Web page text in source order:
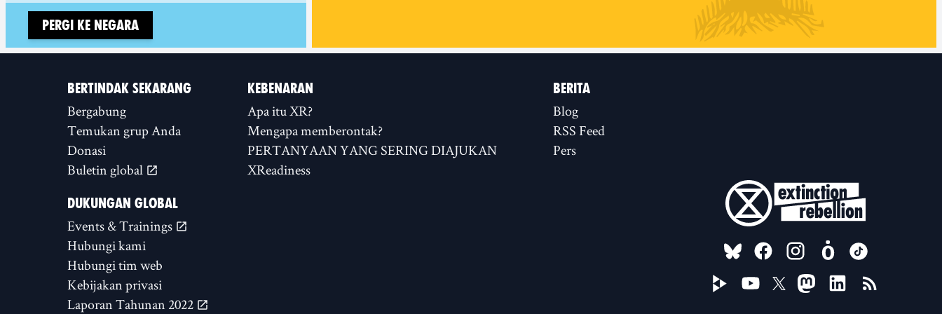
Pergi ke negara
BERTINDAK SEKARANG
Bergabung
Temukan grup Anda
Donasi
Buletin global
KEBENARAN
Apa itu XR?
Mengapa memberontak?
PERTANYAAN YANG SERING DIAJUKAN
XReadiness
BERITA
Blog
RSS Feed
Pers
DUKUNGAN GLOBAL
Events & Trainings
Hubungi kami
Hubungi tim web
Kebijakan privasi
Laporan Tahunan 2022
FOLLOW US ON